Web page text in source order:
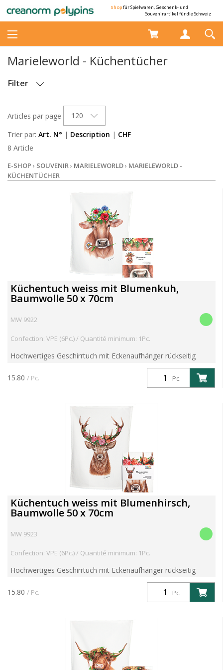
Shopfür Spielwaren, Geschenk- und
Souvenirartikel für die Schweiz
Marieleworld - Küchentücher
Filter
Articles par page
120
Trier par: Art. N° | Description | CHF
8 Article
E-SHOP › SOUVENIR› MARIELEWORLD› MARIELEWORLD -
KÜCHENTÜCHER
Küchentuch weiss mit Blumenkuh,
Baumwolle 50 x 70cm
MW 9922
Confection: VPE (6Pc.) / Quantité minimum: 1Pc.
Hochwertiges Geschirrtuch mit Eckenaufhänger rückseitig
Motiv mit toller Farbbrillanz aus 100% Baumwolle 60° Grad
waschbar und trocknergeeignet Im Schwarzwald mit Liebe ...
Pc.
15.80 / Pc.
Küchentuch weiss mit Blumenhirsch,
Baumwolle 50 x 70cm
MW 9923
Confection: VPE (6Pc.) / Quantité minimum: 1Pc.
Hochwertiges Geschirrtuch mit Eckenaufhänger rückseitig
Motiv mit toller Farbbrillanz aus 100% Baumwolle 60° Grad
waschbar und trocknergeeignet Im Schwarzwald mit Liebe ...
Pc.
15.80 / Pc.